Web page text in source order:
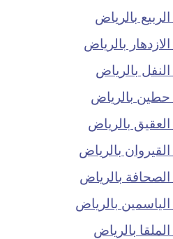
بالرياض
بالرياض
بالرياض
بالرياض
بالرياض
بالرياض
بالرياض
بالرياض
بالرياض